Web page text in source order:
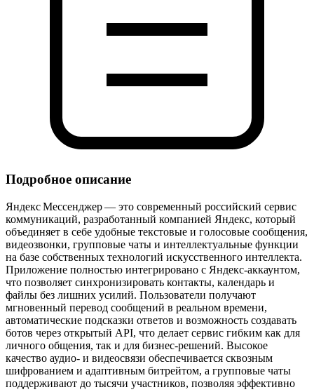
Подробное описание
Яндекс Мессенджер — это современный российский сервис
коммуникаций, разработанный компанией Яндекс, который
объединяет в себе удобные текстовые и голосовые сообщения,
видеозвонки, групповые чаты и интеллектуальные функции
на базе собственных технологий искусственного интеллекта.
Приложение полностью интегрировано с Яндекс‑аккаунтом,
что позволяет синхронизировать контакты, календарь и
файлы без лишних усилий. Пользователи получают
мгновенный перевод сообщений в реальном времени,
автоматические подсказки ответов и возможность создавать
ботов через открытый API, что делает сервис гибким как для
личного общения, так и для бизнес‑решений. Высокое
качество аудио‑ и видеосвязи обеспечивается сквозным
шифрованием и адаптивным битрейтом, а групповые чаты
поддерживают до тысячи участников, позволяя эффективно